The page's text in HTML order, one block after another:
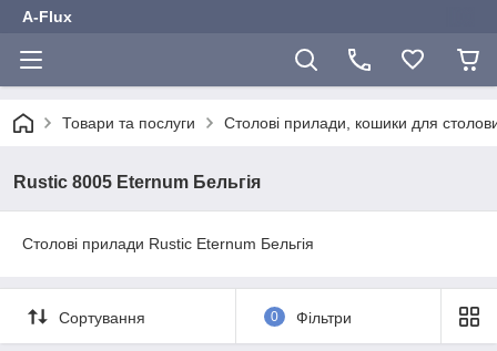
A-Flux
Товари та послуги Столові прилади, кошики для
Rustic 8005 Eternum Бельгія
Столові прилади Rustic Eternum Бельгія
Сортування 0 Фільтри